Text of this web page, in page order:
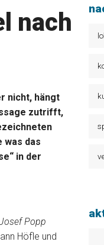
haidhof
ort | anzeige
nach
nicht, hängt
zutrifft,
was das
in der
Popp
Höfle und